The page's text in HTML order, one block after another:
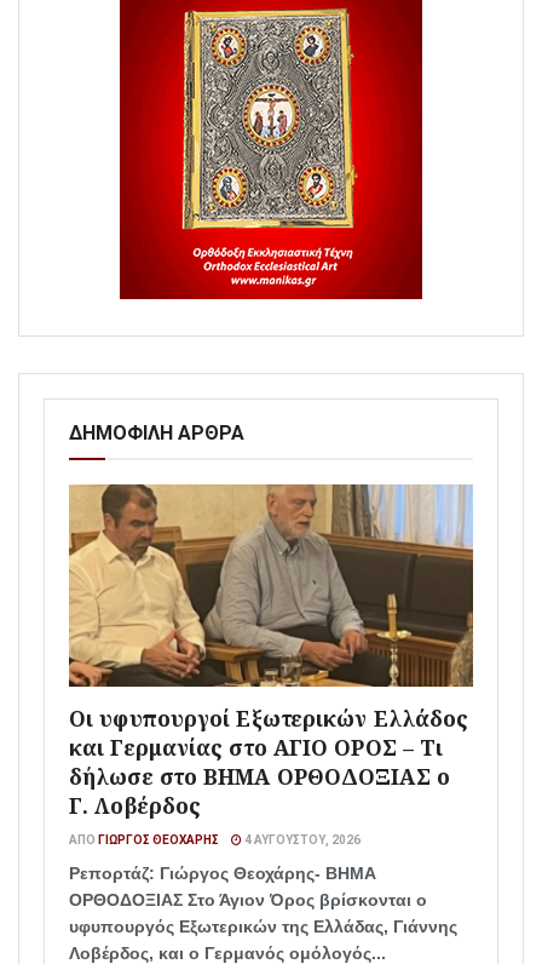
ΔΗΜΟΦΙΛΗ ΑΡΘΡΑ
Οι υφυπουργοί Εξωτερικών Ελλάδος
και Γερμανίας στο ΑΓΙΟ ΟΡΟΣ – Τι
δήλωσε στο ΒΗΜΑ ΟΡΘΟΔΟΞΙΑΣ ο
Γ. Λοβέρδος
ΑΠΌ ΓΙΏΡΓΟΣ ΘΕΟΧΆΡΗΣ 4 ΑΥΓΟΎΣΤΟΥ, 2026
Ρεπορτάζ: Γιώργος Θεοχάρης- ΒΗΜΑ
ΟΡΘΟΔΟΞΙΑΣ Στο Άγιον Όρος βρίσκονται ο
υφυπουργός Εξωτερικών της Ελλάδας, Γιάννης
Λοβέρδος, και ο Γερμανός ομόλογός...